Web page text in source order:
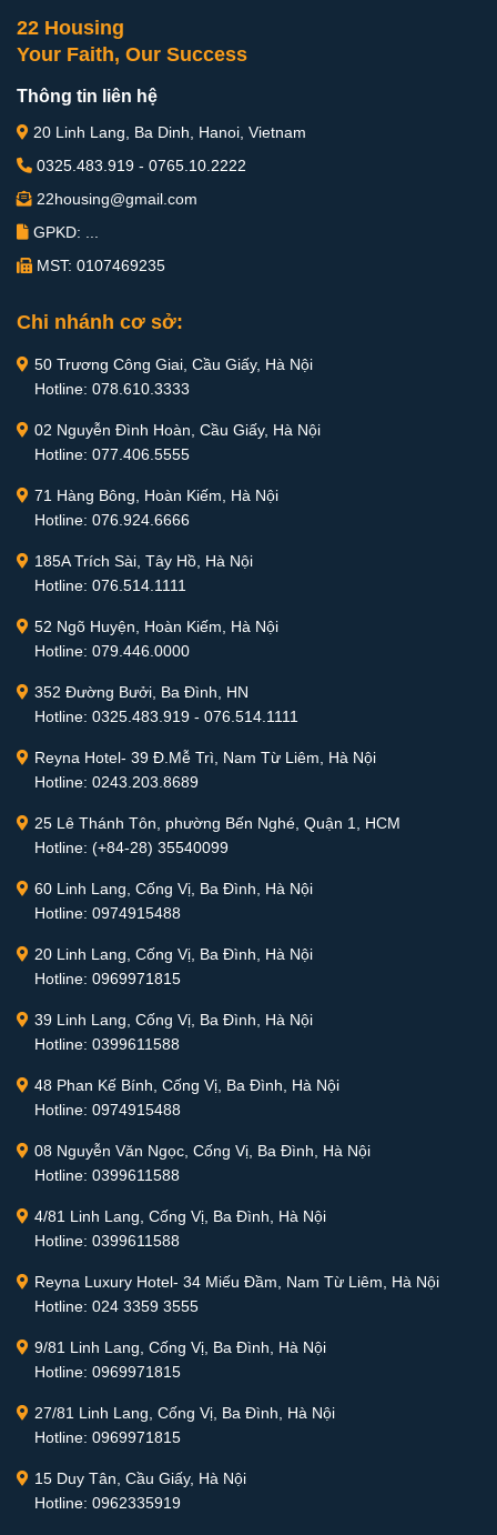
22 Housing
Your Faith, Our Success
Thông tin liên hệ
20 Linh Lang, Ba Dinh, Hanoi, Vietnam
0325.483.919 - 0765.10.2222
22housing@gmail.com
GPKD: ...
MST: 0107469235
Chi nhánh cơ sở:
50 Trương Công Giai, Cầu Giấy, Hà Nội
Hotline: 078.610.3333
02 Nguyễn Đình Hoàn, Cầu Giấy, Hà Nội
Hotline: 077.406.5555
71 Hàng Bông, Hoàn Kiếm, Hà Nội
Hotline: 076.924.6666
185A Trích Sài, Tây Hồ, Hà Nội
Hotline: 076.514.1111
52 Ngõ Huyện, Hoàn Kiếm, Hà Nội
Hotline: 079.446.0000
352 Đường Bưởi, Ba Đình, HN
Hotline: 0325.483.919 - 076.514.1111
Reyna Hotel- 39 Đ.Mễ Trì, Nam Từ Liêm, Hà Nội
Hotline: 0243.203.8689
25 Lê Thánh Tôn, phường Bến Nghé, Quận 1, HCM
Hotline: (+84-28) 35540099
60 Linh Lang, Cống Vị, Ba Đình, Hà Nội
Hotline: 0974915488
20 Linh Lang, Cống Vị, Ba Đình, Hà Nội
Hotline: 0969971815
39 Linh Lang, Cống Vị, Ba Đình, Hà Nội
Hotline: 0399611588
48 Phan Kế Bính, Cống Vị, Ba Đình, Hà Nội
Hotline: 0974915488
08 Nguyễn Văn Ngọc, Cống Vị, Ba Đình, Hà Nội
Hotline: 0399611588
4/81 Linh Lang, Cống Vị, Ba Đình, Hà Nội
Hotline: 0399611588
Reyna Luxury Hotel- 34 Miếu Đầm, Nam Từ Liêm, Hà Nội
Hotline: 024 3359 3555
9/81 Linh Lang, Cống Vị, Ba Đình, Hà Nội
Hotline: 0969971815
27/81 Linh Lang, Cống Vị, Ba Đình, Hà Nội
Hotline: 0969971815
15 Duy Tân, Cầu Giấy, Hà Nội
Hotline: 0962335919